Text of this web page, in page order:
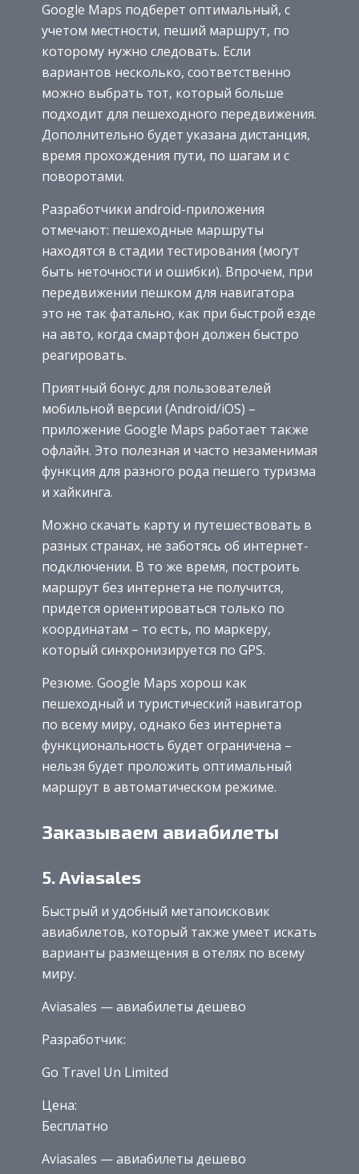
Google Maps подберет оптимальный, с
учетом местности, пеший маршрут, по
которому нужно следовать. Если
вариантов несколько, соответственно
можно выбрать тот, который больше
подходит для пешеходного передвижения.
Дополнительно будет указана дистанция,
время прохождения пути, по шагам и с
поворотами.
Разработчики android-приложения
отмечают: пешеходные маршруты
находятся в стадии тестирования (могут
быть неточности и ошибки). Впрочем, при
передвижении пешком для навигатора
это не так фатально, как при быстрой езде
на авто, когда смартфон должен быстро
реагировать.
Приятный бонус для пользователей
мобильной версии (Android/iOS) –
приложение Google Maps работает также
офлайн. Это полезная и часто незаменимая
функция для разного рода пешего туризма
и хайкинга.
Можно скачать карту и путешествовать в
разных странах, не заботясь об интернет-
подключении. В то же время, построить
маршрут без интернета не получится,
придется ориентироваться только по
координатам – то есть, по маркеру,
который синхронизируется по GPS.
Резюме. Google Maps хорош как
пешеходный и туристический навигатор
по всему миру, однако без интернета
функциональность будет ограничена –
нельзя будет проложить оптимальный
маршрут в автоматическом режиме.
Заказываем авиабилеты
5. Aviasales
Быстрый и удобный метапоисковик
авиабилетов, который также умеет искать
варианты размещения в отелях по всему
миру.
Aviasales — авиабилеты дешево
Разработчик:
Go Travel Un Limited
Цена:
Бесплатно
Aviasales — авиабилеты дешево